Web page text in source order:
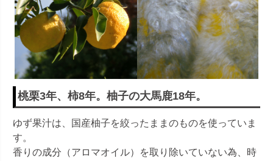
桃栗3年、柿8年。柚子の大馬鹿18年。
ゆず果汁は、国産柚子を絞ったままのものを使っていま
す。
香りの成分（アロマオイル）を取り除いていない為、時